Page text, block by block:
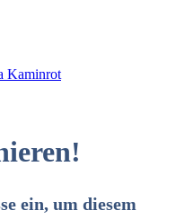
ein, um diesem